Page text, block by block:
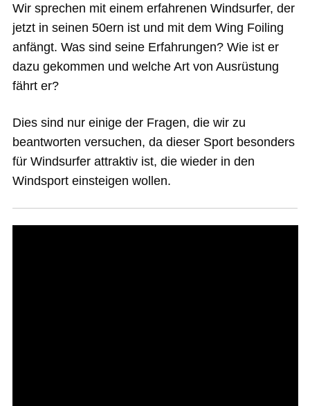
SPOT FINDER
Wir sprechen mit einem erfahrenen Windsurfer, der
jetzt in seinen 50ern ist und mit dem Wing Foiling
anfängt. Was sind seine Erfahrungen? Wie ist er
dazu gekommen und welche Art von Ausrüstung
fährt er?
Dies sind nur einige der Fragen, die wir zu
beantworten versuchen, da dieser Sport besonders
für Windsurfer attraktiv ist, die wieder in den
Windsport einsteigen wollen.